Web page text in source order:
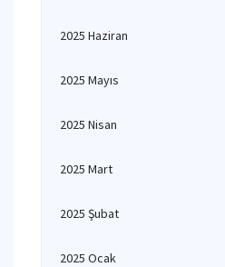
2025 Haziran
2025 Mayıs
2025 Nisan
2025 Mart
2025 Şubat
2025 Ocak